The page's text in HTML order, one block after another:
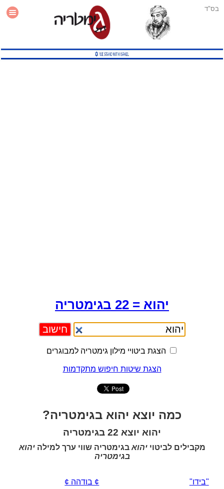
בס"ד
עזרה
יהוא = 22 בגימטריה
הצגת ביטויי מילון גימטריה למבוגרים
הצגת שיטות חיפוש מתקדמות
כמה יוצא יהוא בגימטריה?
יהוא יוצא 22 בגימטריה
מקבילים לביטוייהוא בגימטריה שווי ערך למילהיהוא
בגימטריה
"בידו"
¢ בודהה ¢